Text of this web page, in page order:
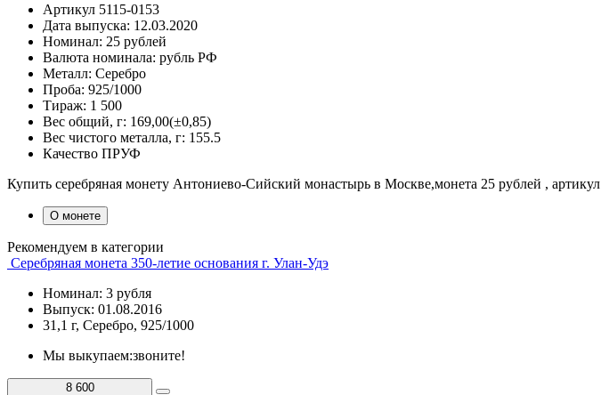
Артикул 5115-0153
Дата выпуска: 12.03.2020
Номинал: 25 рублей
Валюта номинала: рубль РФ
Металл: Серебро
Проба: 925/1000
Тираж: 1 500
Вес общий, г: 169,00(±0,85)
Вес чистого металла, г: 155.5
Качество ПРУФ
Купить серебряная монету Антониево-Сийский монастырь в Москве,монета 25 рублей , артикул
О монете
Рекомендуем в категории
Серебряная монета 350-летие основания г. Улан-Удэ
Номинал: 3 рубля
Выпуск: 01.08.2016
31,1 г, Серебро, 925/1000
Мы выкупаем:звоните!
8 600